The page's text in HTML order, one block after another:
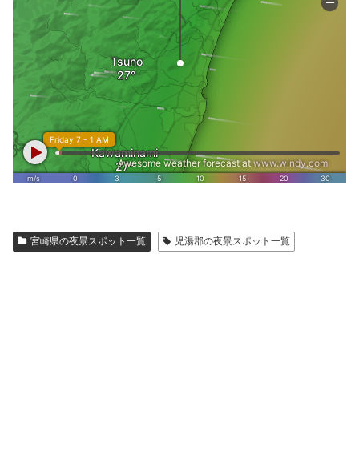
宮崎県の夜景スポット一覧 児湯郡の夜景スポット一覧